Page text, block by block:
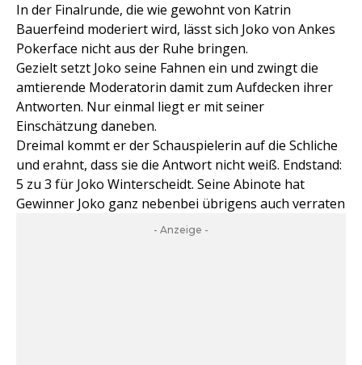
In der Finalrunde, die wie gewohnt von Katrin
Bauerfeind moderiert wird, lässt sich Joko von Ankes
Pokerface nicht aus der Ruhe bringen.
Gezielt setzt Joko seine Fahnen ein und zwingt die
amtierende Moderatorin damit zum Aufdecken ihrer
Antworten. Nur einmal liegt er mit seiner
Einschätzung daneben.
Dreimal kommt er der Schauspielerin auf die Schliche
und erahnt, dass sie die Antwort nicht weiß. Endstand:
5 zu 3 für Joko Winterscheidt. Seine Abinote hat
Gewinner Joko ganz nebenbei übrigens auch verraten
- Anzeige -